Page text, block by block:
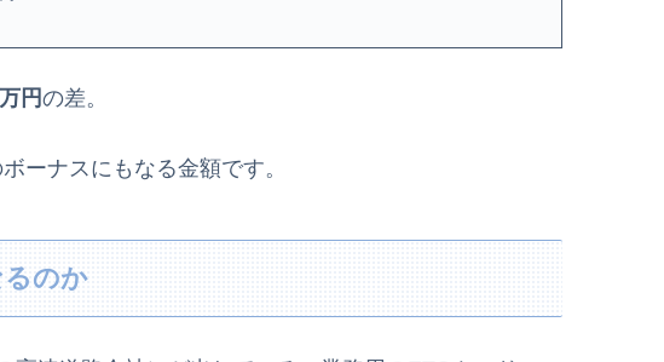
万円の差。
ーナスにもなる金額です。
のか